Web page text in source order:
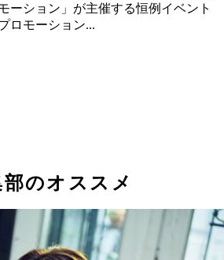
ーション」が主催する恒例イベント
ロモーション...
のオススメ